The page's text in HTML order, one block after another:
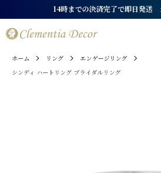
★全品送料無料★ 最
ホーム
リング
エンゲージリング
シンディ ハートリング ブライダルリング